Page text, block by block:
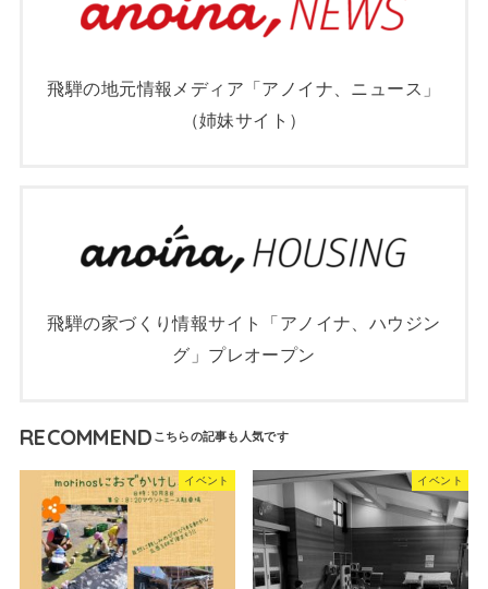
飛騨の地元情報メディア「アノイナ、ニュース」
（姉妹サイト）
飛騨の家づくり情報サイト「アノイナ、ハウジン
グ」プレオープン
RECOMMEND
イベント イベント